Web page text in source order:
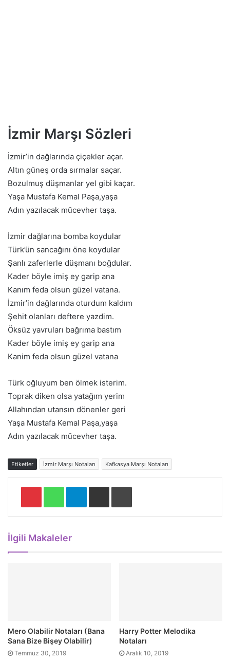
İzmir Marşı Sözleri
İzmir’in dağlarında çiçekler açar.
Altın güneş orda sırmalar saçar.
Bozulmuş düşmanlar yel gibi kaçar.
Yaşa Mustafa Kemal Paşa,yaşa
Adın yazılacak mücevher taşa.
İzmir dağlarına bomba koydular
Türk’ün sancağını öne koydular
Şanlı zaferlerle düşmanı boğdular.
Kader böyle imiş ey garip ana
Kanım feda olsun güzel vatana.
İzmir’in dağlarında oturdum kaldım
Şehit olanları deftere yazdim.
Öksüz yavruları bağrıma bastım
Kader böyle imiş ey garip ana
Kanim feda olsun güzel vatana
Türk oğluyum ben ölmek isterim.
Toprak diken olsa yatağım yerim
Allahından utansın dönenler geri
Yaşa Mustafa Kemal Paşa,yaşa
Adın yazılacak mücevher taşa.
Etiketler İzmir Marşı Notaları Kafkasya Marşı Notaları
Pinterest WhatsApp Telegram E-Posta ile paylaş Yazdır
İlgili Makaleler
Mero Olabilir Notaları (Bana
Sana Bize Bişey Olabilir)
Temmuz 30, 2019
Harry Potter Melodika
Notaları
Aralık 10, 2019